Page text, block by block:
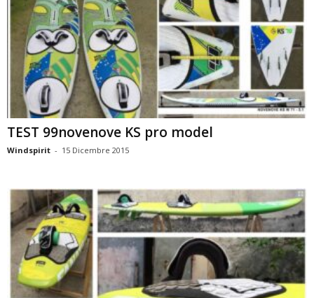
TEST 99novenove KS pro model
Windspirit - 15 Dicembre 2015